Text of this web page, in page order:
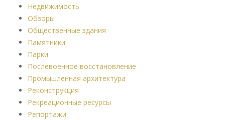
Недвижимость
Обзоры
Общественные здания
Памятники
Парки
Послевоенное восстановление
Промышленная архитектура
Реконструкция
Рекреационные ресурсы
Репортажи